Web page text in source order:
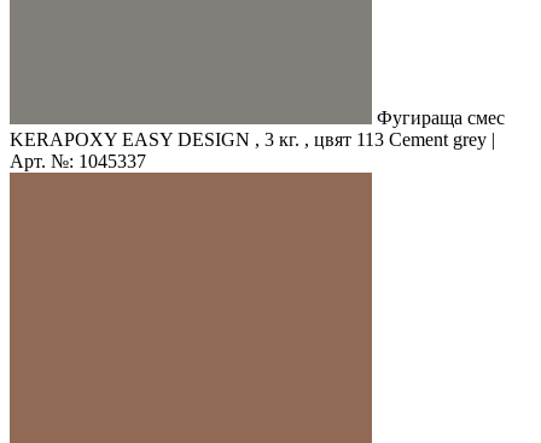
Фугираща смес
KERAPOXY EASY DESIGN , 3 кг. , цвят 113 Cement grey |
Арт. №: 1045337